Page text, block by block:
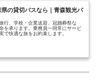
の貸切バスなら｜青森観光バ
行、学校・企業送迎、冠婚葬祭な
を承ります。乗務員一同常にサービ
で快適な旅をお約束します。